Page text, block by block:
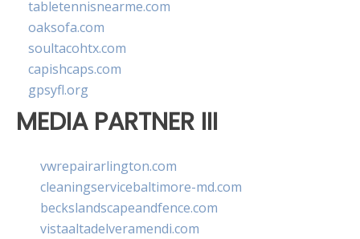
tabletennisnearme.com
oaksofa.com
soultacohtx.com
capishcaps.com
gpsyfl.org
MEDIA PARTNER III
vwrepairarlington.com
cleaningservicebaltimore-md.com
beckslandscapeandfence.com
vistaaltadelveramendi.com